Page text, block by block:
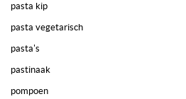
pasta kip
pasta vegetarisch
pasta's
pastinaak
pompoen